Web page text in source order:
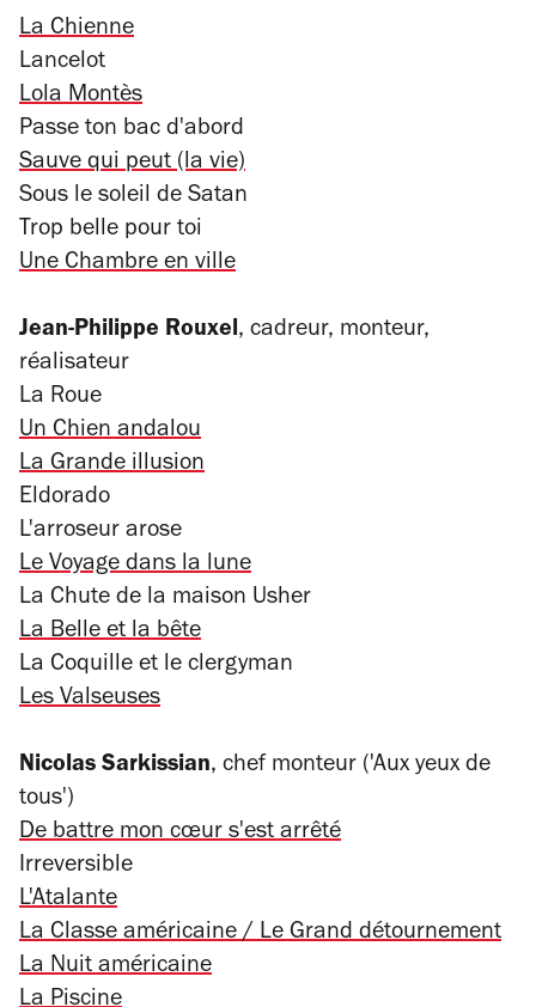
La Chienne
Lancelot
Lola Montès
Passe ton bac d'abord
Sauve qui peut (la vie)
Sous le soleil de Satan
Trop belle pour toi
Une Chambre en ville
Jean-Philippe Rouxel, cadreur, monteur,
réalisateur
La Roue
Un Chien andalou
La Grande illusion
Eldorado
L'arroseur arose
Le Voyage dans la lune
La Chute de la maison Usher
La Belle et la bête
La Coquille et le clergyman
Les Valseuses
Nicolas Sarkissian, chef monteur ('Aux yeux de
tous')
De battre mon cœur s'est arrêté
Irreversible
L'Atalante
La Classe américaine / Le Grand détournement
La Nuit américaine
La Piscine